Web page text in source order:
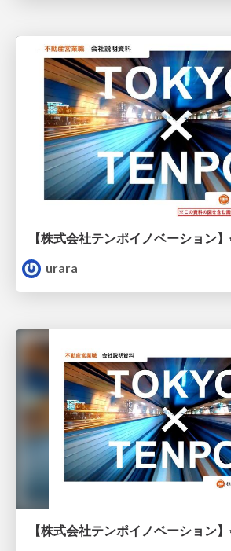
【株式会社テンポイノベーション
urara
【株式会社テンポイノベーション